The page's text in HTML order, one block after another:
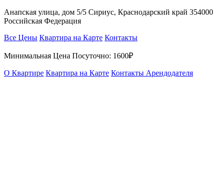
Анапская улица, дом 5/5 Сириус, Краснодарский край 354000
Российская Федерация
Все Цены Квартира на Карте Контакты
Минимальная Цена Посуточно: 1600₽
О Квартире Квартира на Карте Контакты Арендодателя